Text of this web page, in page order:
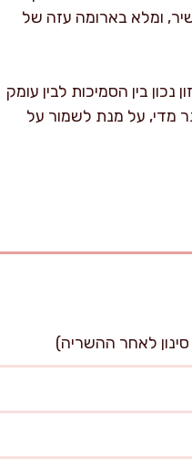
ומלא בארומה עזה של
בין הסמיכות לבין עומק
מדי, על מנת לשמור על